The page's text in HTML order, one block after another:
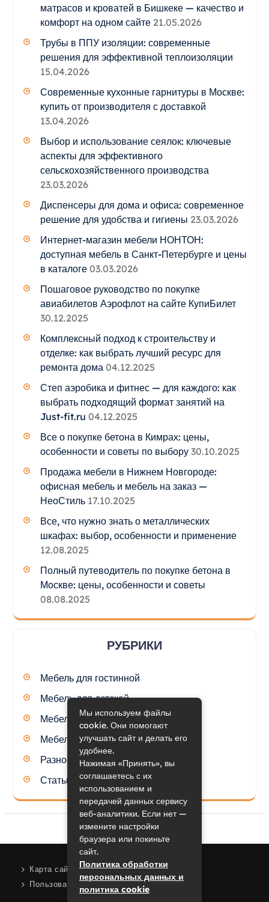
матрасов и кроватей в Бишкеке — качество и
комфорт на одном сайте 21.05.2026
Трубы в ППУ изоляции: современные
решения для эффективной теплоизоляции
15.04.2026
Современные кухонные гарнитуры в Москве:
купить от производителя с доставкой
13.04.2026
Выбор и использование сеялок: ключевые
аспекты для эффективного
сельскохозяйственного производства
23.03.2026
Диспенсеры для дома и офиса: современное
решение для удобства и гигиены 23.03.2026
Интернет-магазин мебели НОНТОН:
доступная мебель в Санкт-Петербурге и цены
в каталоге 03.03.2026
Пошаговое руководство по покупке
авиабилетов Аэрофлот на сайте КупиБилет
30.12.2025
Комплексный подход к строительству и
отделке: как выбрать лучший ресурс для
ремонта дома 04.12.2025
Степ аэробика и фитнес — для каждого: как
выбрать подходящий формат занятий на
Just-fit.ru 04.12.2025
Все о покупке бетона в Кимрах: цены,
особенности и советы по выбору 30.10.2025
Продажа мебели в Нижнем Новгороде:
офисная мебель и мебель на заказ —
НеоСтиль 17.10.2025
Все, что нужно знать о металлических
шкафах: выбор, особенности и применение
12.08.2025
Полный путеводитель по покупке бетона в
Москве: цены, особенности и советы
08.08.2025
РУБРИКИ
Мебель для гостинной
Мебель для детской
Мебель для кухни
Мебель для спальни
Разное
Статьи
Карта сайта
Пользовательское соглашение
Мы используем файлы
cookie. Они помогают
улучшать сайт и делать его
удобнее.
Нажимая «Принять», вы
соглашаетесь с их
использованием и
передачей данных сервису
веб-аналитики. Если нет —
измените настройки
браузера или покиньте
сайт.
Политика обработки
персональных данных и
политика cookie